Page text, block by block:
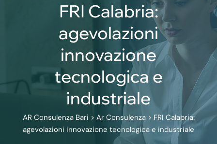
FRI Calabria:
agevolazioni
innovazione
tecnologica e
industriale
AR Consulenza Bari > Ar Consulenza> FRI Calabria:
agevolazioni innovazione tecnologica e industriale